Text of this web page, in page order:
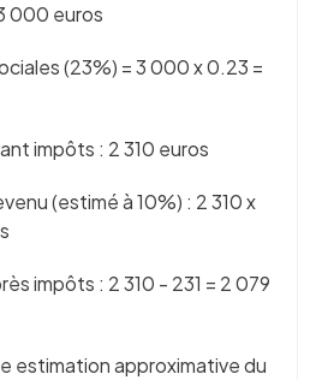
000 euros
(23%) = 3 000 x 0.23 =
impôts : 2 310 euros
(estimé à 10%) : 2 310 x
impôts : 2 310 - 231 = 2 079
estimation approximative du